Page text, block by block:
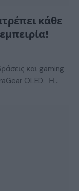
κάθε
και gaming
OLED. Η…